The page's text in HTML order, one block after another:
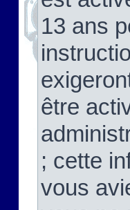
13 ans
être
; cette
vous